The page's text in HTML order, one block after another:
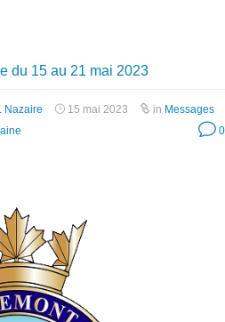
du 15 au 21 mai 2023
Nazaire 15 mai 2023 in Messages
0